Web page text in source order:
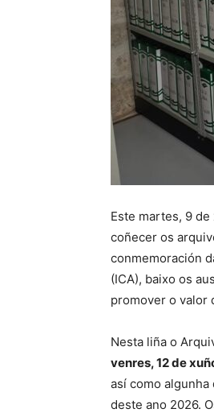
Este martes, 9
coñecer os
conmemoración
(ICA), baixo os
promover o valor
Nesta liña o
venres, 12 de
así como
deste ano 2026.